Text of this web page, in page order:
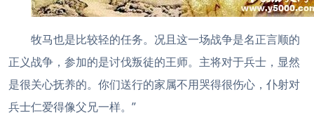
牧马也是比较轻的任务。况且这一场战争是名正言顺的
正义战争，参加的是讨伐叛徒的王师。主将对于兵士，显然
是很关心抚养的。你们送行的家属不用哭得很伤心，仆射对
兵士仁爱得像父兄一样。”